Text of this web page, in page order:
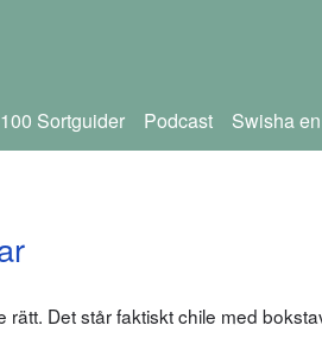
100 Sortguider Podcast Swisha
Det står faktiskt chile med